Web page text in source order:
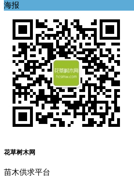
海报
花草树木网
苗木供求平台